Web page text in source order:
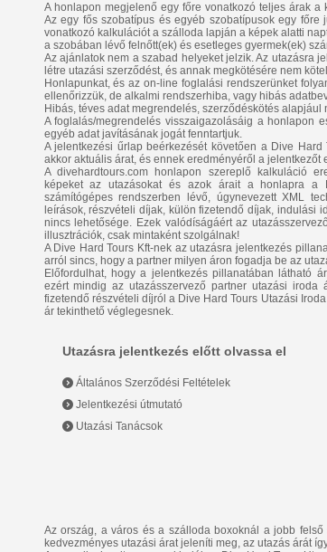
A honlapon megjelenő egy főre vonatkozó teljes árak
Az egy fős szobatípus és egyéb szobatípusok egy
vonatkozó kalkulációt a szálloda lapján a képek alatti
a szobában lévő felnőtt(ek) és esetleges gyermek(ek)
Az ajánlatok nem a szabad helyeket jelzik. Az utazásra
létre utazási szerződést, és annak megkötésére nem
Honlapunkat, és az on-line foglalási rendszerünket
ellenőrizzük, de alkalmi rendszerhiba, vagy hibás
Hibás, téves adat megrendelés, szerződéskötés alapjául
A foglalás/megrendelés visszaigazolásáig a honlapon
egyéb adat javításának jogát fenntartjuk.
A jelentkezési űrlap beérkezését követően a Dive
akkor aktuális árat, és ennek eredményéről a jelentkezőt
A divehardtours.com honlapon szereplő kalkuláció
képeket az utazásokat és azok árait a honlapra a
számítógépes rendszerben lévő, úgynevezett XML
leírások, részvételi díjak, külön fizetendő díjak, indulási
nincs lehetősége. Ezek valódíságáért az
illusztrációk, csak mintaként szolgálnak!
A Dive Hard Tours Kft-nek az utazásra jelentkezés
arról sincs, hogy a partner milyen áron fogadja be az
Előfordulhat, hogy a jelentkezés pillanatában látható
ezért mindig az utazásszervező partner utazási
fizetendő részvételi díjról a Dive Hard Tours Utazási
ár tekinthető véglegesnek.
Utazásra jelentkezés előtt olvassa el
Általános Szerződési Feltételek
Jelentkezési útmutató
Utazási Tanácsok
Az ország, a város és a szálloda boxoknál a jobb
kedvezményes utazási árat jeleníti meg, az utazás árát